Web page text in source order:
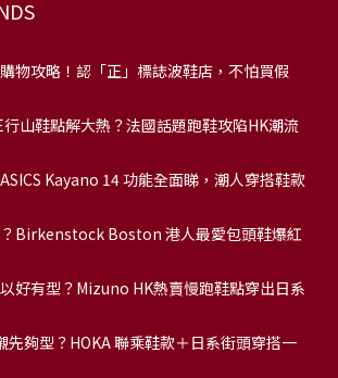
物攻略！認「正」標誌波鞋店，不怕買假
行山鞋點解大熱？法國話題跑鞋攻陷HK潮流
Kayano 14 功能全面睇，潮人穿搭鞋款
Birkenstock Boston 港人最愛包頭鞋爆紅
好有型？Mizuno HK熱賣慢跑鞋點穿出日系
先夠型？HOKA 聯乘鞋款＋日系街頭穿搭一